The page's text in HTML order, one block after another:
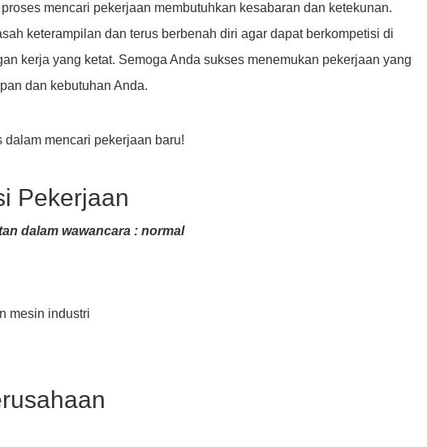
proses mencari pekerjaan membutuhkan kesabaran dan ketekunan.
keterampilan dan terus berbenah diri agar dapat berkompetisi di
kerja yang ketat. Semoga Anda sukses menemukan pekerjaan yang
dan kebutuhan Anda.
dalam mencari pekerjaan baru!
Pekerjaan
dalam wawancara : normal
mesin industri